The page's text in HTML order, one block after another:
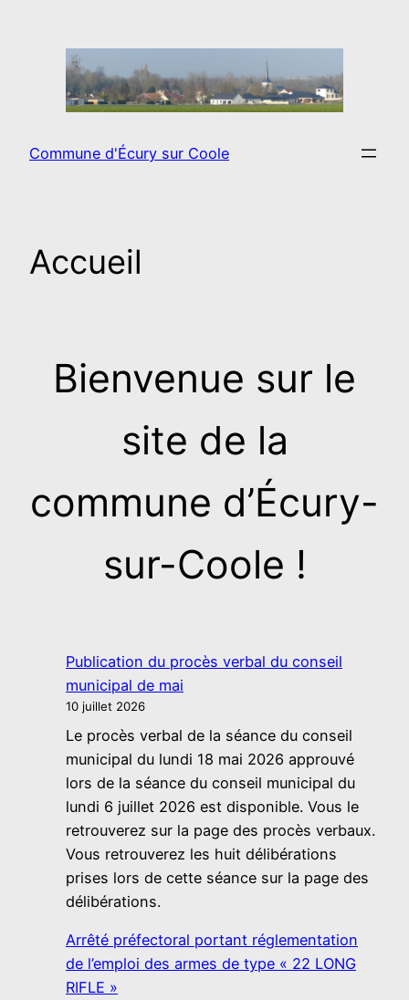
Commune d'Écury sur Coole
Accueil
Bienvenue sur le
site de la
commune d’Écury-
sur-Coole !
Publication du procès verbal du conseil
municipal de mai
10 juillet 2026
Le procès verbal de la séance du conseil
municipal du lundi 18 mai 2026 approuvé
lors de la séance du conseil municipal du
lundi 6 juillet 2026 est disponible. Vous le
retrouverez sur la page des procès verbaux.
Vous retrouverez les huit délibérations
prises lors de cette séance sur la page des
délibérations.
Arrêté préfectoral portant réglementation
de l’emploi des armes de type « 22 LONG
RIFLE »